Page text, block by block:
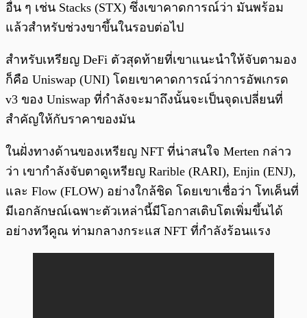
อื่น ๆ เช่น Stacks (STX) ซึ่งเขาคาดการณ์ว่า มันพร้อม
แล้วสำหรับช่วงขาขึ้นในรอบต่อไป
สำหรับเหรียญ DeFi ตัวสุดท้ายที่เขาแนะนำให้จับตามอง
ก็คือ Uniswap (UNI) โดยเขาคาดการณ์ว่าการอัพเกรด
v3 ของ Uniswap ที่กำลังจะมาถึงนั้นจะเป็นจุดเปลี่ยนที่
สำคัญให้กับราคาของมัน
ในฝั่งทางด้านของเหรียญ NFT ที่น่าสนใจ Merten กล่าว
ว่า เขากำลังจับตาดูเหรียญ Rarible (RARI), Enjin (ENJ),
และ Flow (FLOW) อย่างใกล้ชิด โดยเขาเชื่อว่า โทเค็นที่
มีเอกลักษณ์เฉพาะตัวเหล่านี้มีโอกาสเติบโตเพิ่มขึ้นได้
อย่างทวีคูณ ท่ามกลางกระแส NFT ที่กำลังร้อนแรง